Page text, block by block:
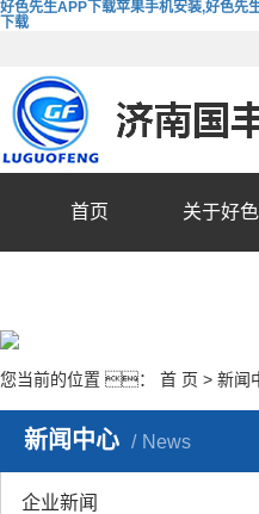
好色先生APP下载苹果手机安装,好色先
下载
首页 关于好
您当前的位置 ： 首 页 > 新闻
新闻中心 News
企业新闻